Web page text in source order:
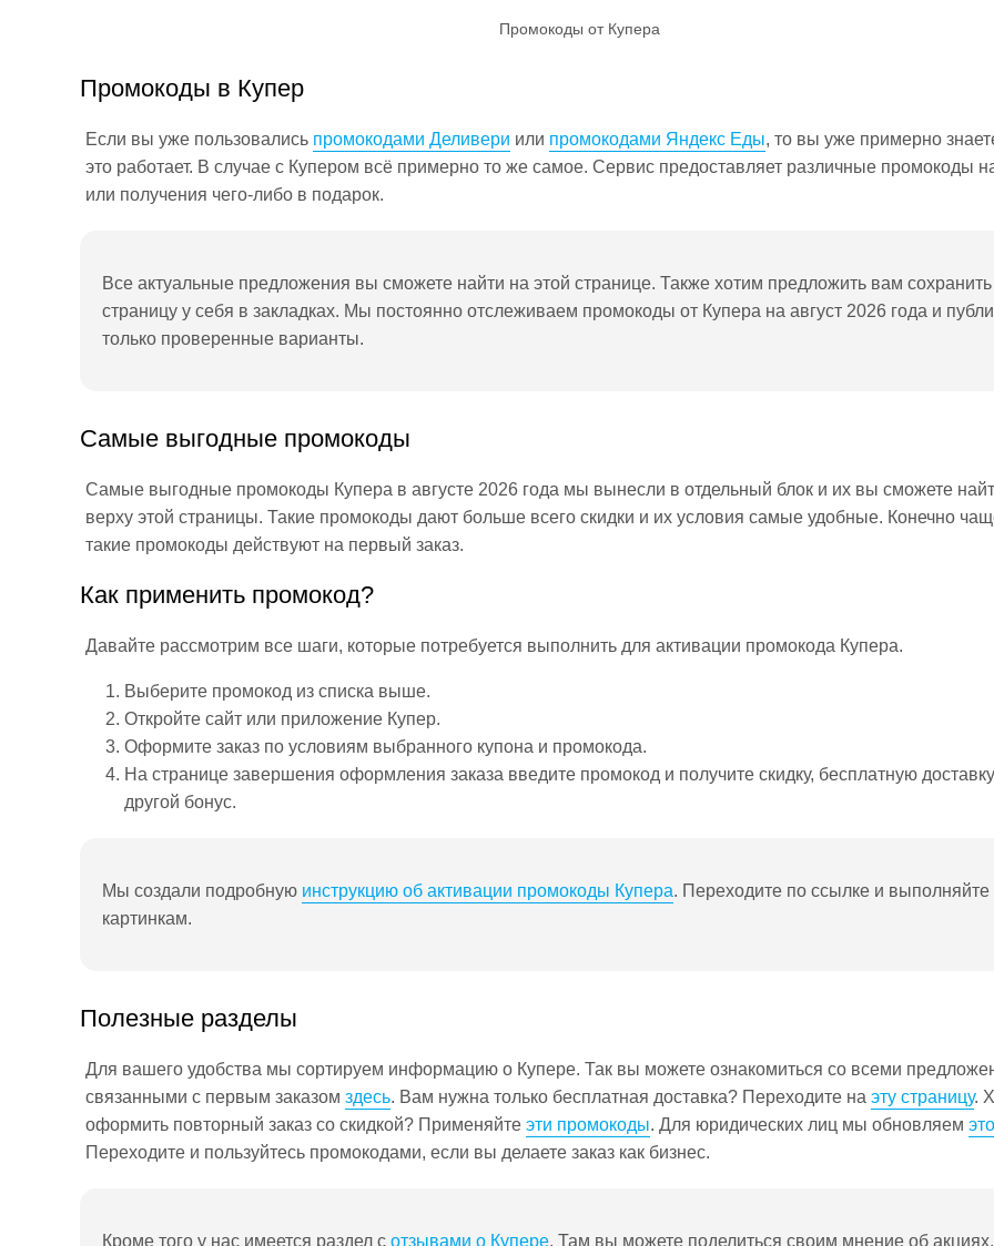
Промокоды от Купера
Промокоды в Купер
Если вы уже пользовались промокодами Деливери или промокодами Яндекс Еды, то вы уже примерно
это работает. В случае с Купером всё примерно то же самое. Сервис предоставляет различные промокоды
или получения чего-либо в подарок.
Все актуальные предложения вы сможете найти на этой странице. Также хотим предложить вам
страницу у себя в закладках. Мы постоянно отслеживаем промокоды от Купера на август 2026 года и
только проверенные варианты.
Самые выгодные промокоды
Самые выгодные промокоды Купера в августе 2026 года мы вынесли в отдельный блок и их вы сможете
верху этой страницы. Такие промокоды дают больше всего скидки и их условия самые удобные. Конечно
такие промокоды действуют на первый заказ.
Как применить промокод?
Давайте рассмотрим все шаги, которые потребуется выполнить для активации промокода Купера.
Выберите промокод из списка выше.
Откройте сайт или приложение Купер.
Оформите заказ по условиям выбранного купона и промокода.
На странице завершения оформления заказа введите промокод и получите скидку, бесплатную
другой бонус.
Мы создали подробную инструкцию об активации промокоды Купера. Переходите по ссылке и
картинкам.
Полезные разделы
Для вашего удобства мы сортируем информацию о Купере. Так вы можете ознакомиться со всеми
связанными с первым заказом здесь. Вам нужна только бесплатная доставка? Переходите на эту страницу.
оформить повторный заказ со скидкой? Применяйте эти промокоды. Для юридических лиц мы обновляем
Переходите и пользуйтесь промокодами, если вы делаете заказ как бизнес.
Кроме того у нас имеется раздел с отзывами о Купере. Там вы можете поделиться своим мнение об акциях,